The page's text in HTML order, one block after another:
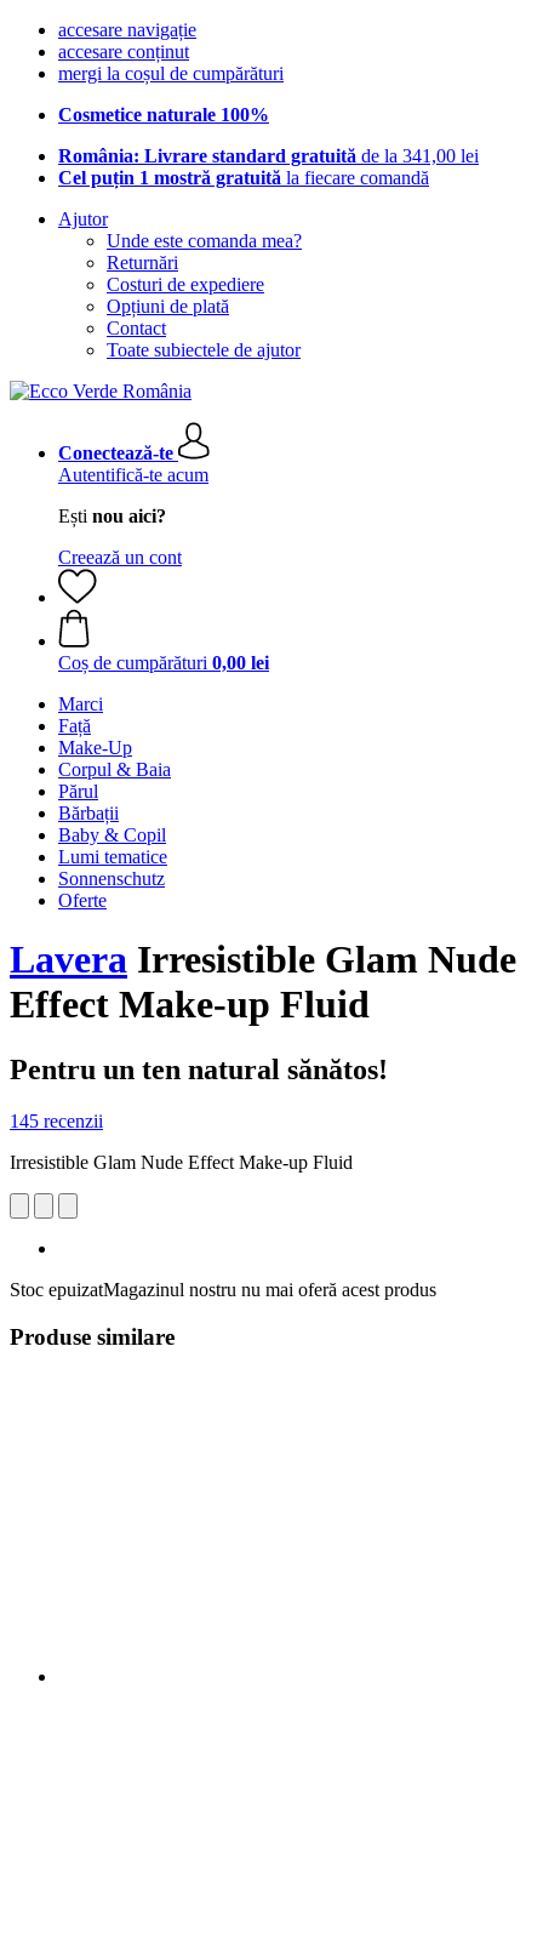
accesare navigație
accesare conținut
mergi la coșul de cumpărături
Cosmetice naturale 100%
România: Livrare standard gratuită de la 341,00 lei
Cel puțin 1 mostră gratuită la fiecare comandă
Ajutor
Unde este comanda mea?
Returnări
Costuri de expediere
Opțiuni de plată
Contact
Toate subiectele de ajutor
Conectează-te
Autentifică-te acum
Ești nou aici?
Creează un cont
Coș de cumpărături 0,00 lei
Marci
Față
Make-Up
Corpul & Baia
Părul
Bărbații
Baby & Copil
Lumi tematice
Sonnenschutz
Oferte
Lavera Irresistible Glam Nude
Effect Make-up Fluid
Pentru un ten natural sănătos!
145 recenzii
Irresistible Glam Nude Effect Make-up Fluid
Stoc epuizatMagazinul nostru nu mai oferă acest produs
Produse similare